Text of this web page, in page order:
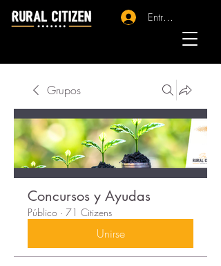
Entrar - Registro
Grupos
Concursos y Ayudas
Público · 71 Citizens
Unirse